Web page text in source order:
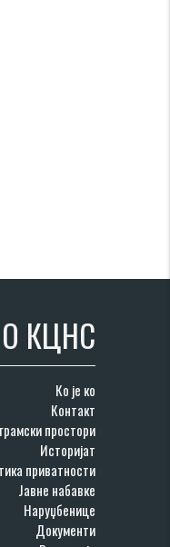
О КЦНС
Ко је ко
Контакт
простори
Историјат
приватности
Јавне набавке
Наруџбенице
Документи